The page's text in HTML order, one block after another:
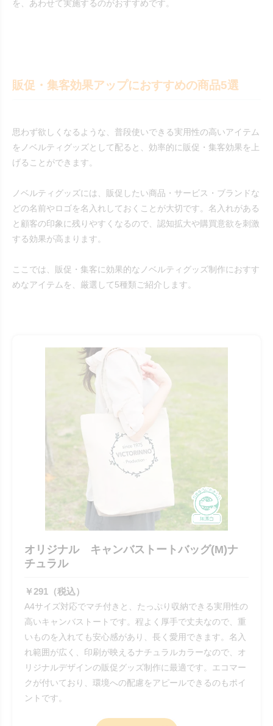
を、あわせて実施するのがおすすめです。
販促・集客効果アップにおすすめの商品5選
思わず欲しくなるような、普段使いできる実用性の高いアイテム
をノベルティグッズとして配ると、効率的に販促・集客効果を上
げることができます。
ノベルティグッズには、販促したい商品・サービス・ブランドな
どの名前やロゴを名入れしておくことが大切です。名入れがある
と顧客の印象に残りやすくなるので、認知拡大や購買意欲を刺激
する効果が高まります。
ここでは、販促・集客に効果的なノベルティグッズ制作におすす
めなアイテムを、厳選して5種類ご紹介します。
オリジナル キャンバストートバッグ(M)ナ
チュラル
￥291（税込）
A4サイズ対応でマチ付きと、たっぷり収納できる実用性の
高いキャンバストートです。程よく厚手で丈夫なので、重
いものを入れても安心感があり、長く愛用できます。名入
れ範囲が広く、印刷が映えるナチュラルカラーなので、オ
リジナルデザインの販促グッズ制作に最適です。エコマー
クが付いており、環境への配慮をアピールできるのもポイ
ントです。